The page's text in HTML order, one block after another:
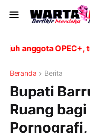
OPEC+,
Beranda Berita
Bupati
Ruang